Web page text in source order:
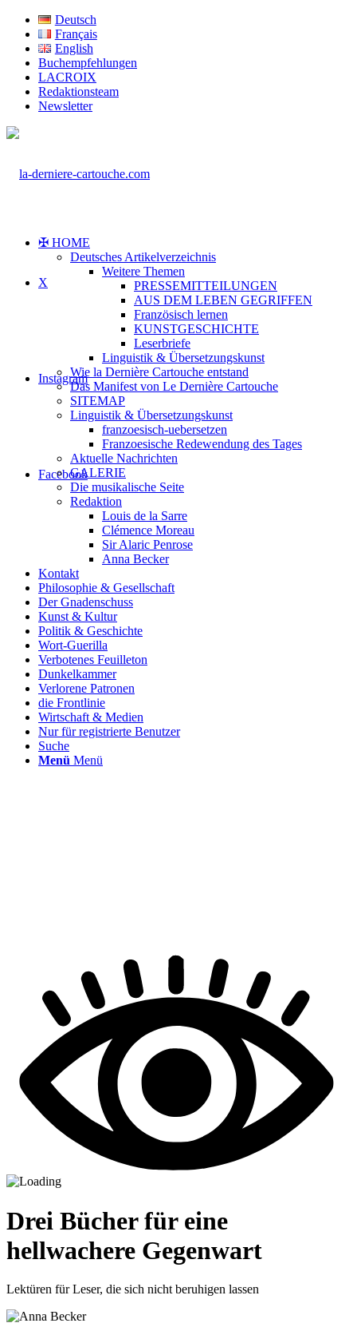
Deutsch
Français
English
Buchempfehlungen
LACROIX
Redaktionsteam
Newsletter
X
Instagram
Facebook
✠ HOME
Deutsches Artikelverzeichnis
Weitere Themen
PRESSEMITTEILUNGEN
AUS DEM LEBEN GEGRIFFEN
Französisch lernen
KUNSTGESCHICHTE
Leserbriefe
Linguistik & Übersetzungskunst
Wie la Dernière Cartouche entstand
Das Manifest von Le Dernière Cartouche
SITEMAP
Linguistik & Übersetzungskunst
franzoesisch-uebersetzen
Franzoesische Redewendung des Tages
Aktuelle Nachrichten
GALERIE
Die musikalische Seite
Redaktion
Louis de la Sarre
Clémence Moreau
Sir Alaric Penrose
Anna Becker
Kontakt
Philosophie & Gesellschaft
Der Gnadenschuss
Kunst & Kultur
Politik & Geschichte
Wort-Guerilla
Verbotenes Feuilleton
Dunkelkammer
Verlorene Patronen
die Frontlinie
Wirtschaft & Medien
Nur für registrierte Benutzer
Suche
Menü Menü
Drei Bücher für eine
hellwachere Gegenwart
Lektüren für Leser, die sich nicht beruhigen lassen